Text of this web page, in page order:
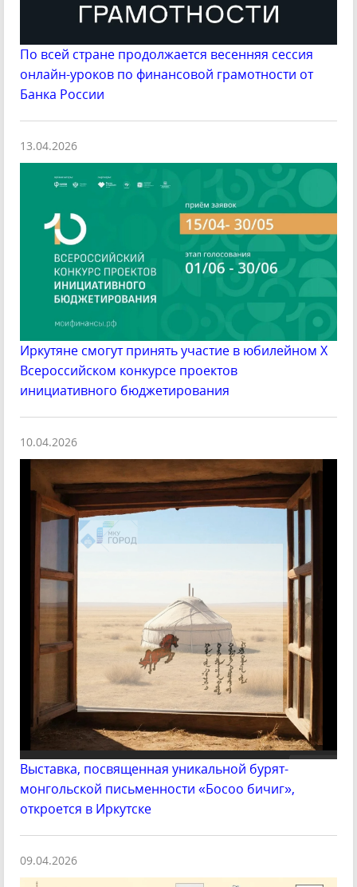
По всей стране продолжается весенняя сессия
онлайн-уроков по финансовой грамотности от
Банка России
13.04.2026
Иркутяне смогут принять участие в юбилейном X
Всероссийском конкурсе проектов
инициативного бюджетирования
10.04.2026
Выставка, посвященная уникальной бурят-
монгольской письменности «Босоо бичиг»,
откроется в Иркутске
09.04.2026